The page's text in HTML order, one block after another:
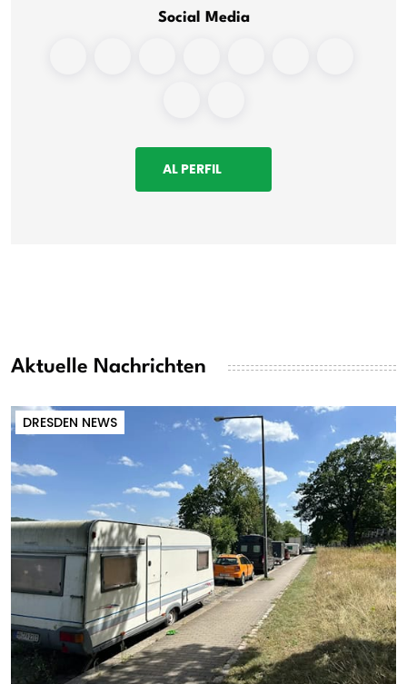
Social Media
AL PERFIL
Aktuelle Nachrichten
DRESDEN NEWS